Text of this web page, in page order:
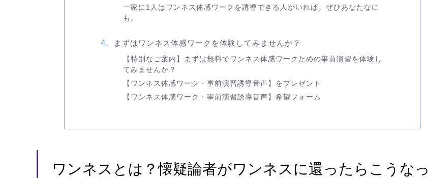
一家に1人はワンネス体感ワークを誘導できる人がいれば。ぜひあなたなに
も。
まずはワンネス体感ワークを体験してみませんか？
【特別なご案内】まずは無料でワンネス体感ワークための事前演習を体験し
てみませんか？
【ワンネス体感ワーク・事前演習誘導音声】をプレゼント
【ワンネス体感ワーク・事前演習誘導音声】希望フォーム
ワンネスとは？懐疑論者がワンネスに還ったらこうなっ